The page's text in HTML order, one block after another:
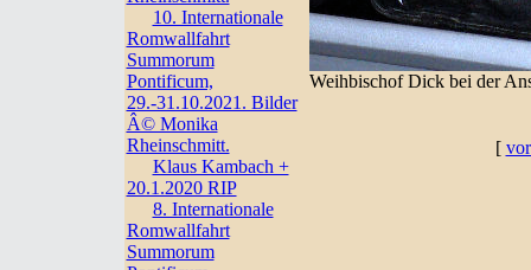
10. Internationale
Romwallfahrt
Summorum
Pontificum,
29.-31.10.2021. Bilder
Â© Monika
Rheinschmitt.
Klaus Kambach +
20.1.2020 RIP
8. Internationale
Romwallfahrt
Summorum
Weihbischof Dick bei der
[